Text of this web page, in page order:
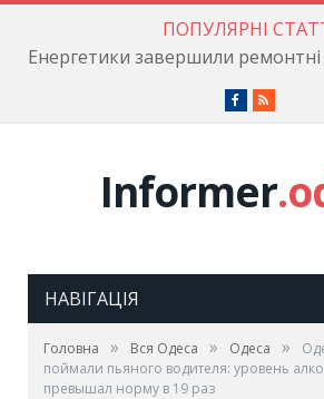
ПОПУЛЯРНІ
Facebook
RSS
Informer
НАВІГАЦІЯ
Головна » Вся Одеса » Одеса »
поймали пьяного водителя: уровень
превышал норму в 19 раз